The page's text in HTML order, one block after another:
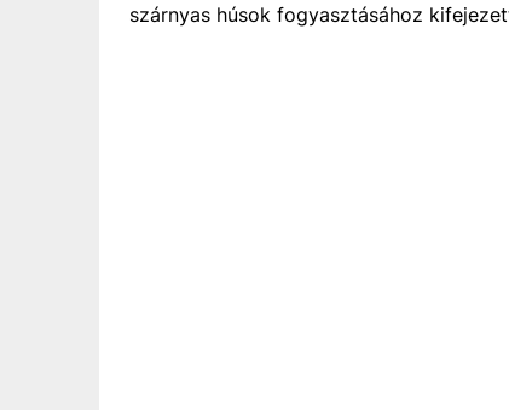
szárnyas húsok fogyasztásához